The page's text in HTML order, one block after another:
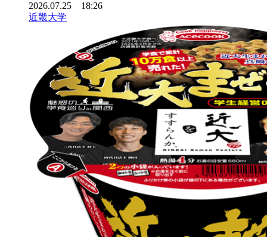
2026.07.25 18:26
近畿大学